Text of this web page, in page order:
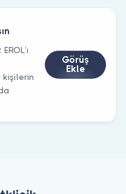
Görüş
Ekle